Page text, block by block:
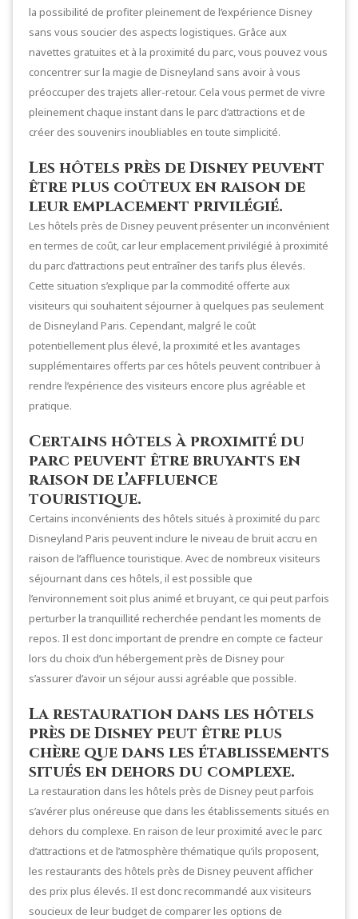
la possibilité de profiter pleinement de l’expérience Disney
sans vous soucier des aspects logistiques. Grâce aux
navettes gratuites et à la proximité du parc, vous pouvez vous
concentrer sur la magie de Disneyland sans avoir à vous
préoccuper des trajets aller-retour. Cela vous permet de vivre
pleinement chaque instant dans le parc d’attractions et de
créer des souvenirs inoubliables en toute simplicité.
Les hôtels près de Disney peuvent
être plus coûteux en raison de
leur emplacement privilégié.
Les hôtels près de Disney peuvent présenter un inconvénient
en termes de coût, car leur emplacement privilégié à proximité
du parc d’attractions peut entraîner des tarifs plus élevés.
Cette situation s’explique par la commodité offerte aux
visiteurs qui souhaitent séjourner à quelques pas seulement
de Disneyland Paris. Cependant, malgré le coût
potentiellement plus élevé, la proximité et les avantages
supplémentaires offerts par ces hôtels peuvent contribuer à
rendre l’expérience des visiteurs encore plus agréable et
pratique.
Certains hôtels à proximité du
parc peuvent être bruyants en
raison de l’affluence
touristique.
Certains inconvénients des hôtels situés à proximité du parc
Disneyland Paris peuvent inclure le niveau de bruit accru en
raison de l’affluence touristique. Avec de nombreux visiteurs
séjournant dans ces hôtels, il est possible que
l’environnement soit plus animé et bruyant, ce qui peut parfois
perturber la tranquillité recherchée pendant les moments de
repos. Il est donc important de prendre en compte ce facteur
lors du choix d’un hébergement près de Disney pour
s’assurer d’avoir un séjour aussi agréable que possible.
La restauration dans les hôtels
près de Disney peut être plus
chère que dans les établissements
situés en dehors du complexe.
La restauration dans les hôtels près de Disney peut parfois
s’avérer plus onéreuse que dans les établissements situés en
dehors du complexe. En raison de leur proximité avec le parc
d’attractions et de l’atmosphère thématique qu’ils proposent,
les restaurants des hôtels près de Disney peuvent afficher
des prix plus élevés. Il est donc recommandé aux visiteurs
soucieux de leur budget de comparer les options de